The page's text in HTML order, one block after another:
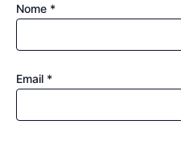
Nome *
Email *